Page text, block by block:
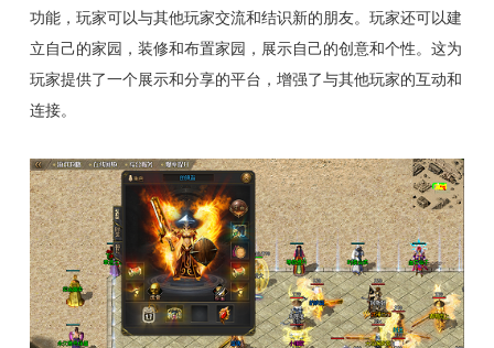
功能，玩家可以与其他玩家交流和结识新的朋友。玩家还可以建
立自己的家园，装修和布置家园，展示自己的创意和个性。这为
玩家提供了一个展示和分享的平台，增强了与其他玩家的互动和
连接。